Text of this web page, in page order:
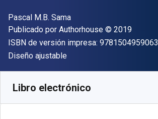
Autor(es)
Pascal M.B. Sama
Editor
Publicado por Authorhouse Copyright
© 2019
ISBN de versión impresa: 9781504959063
Formato
Diseño ajustable
Libro electrónico